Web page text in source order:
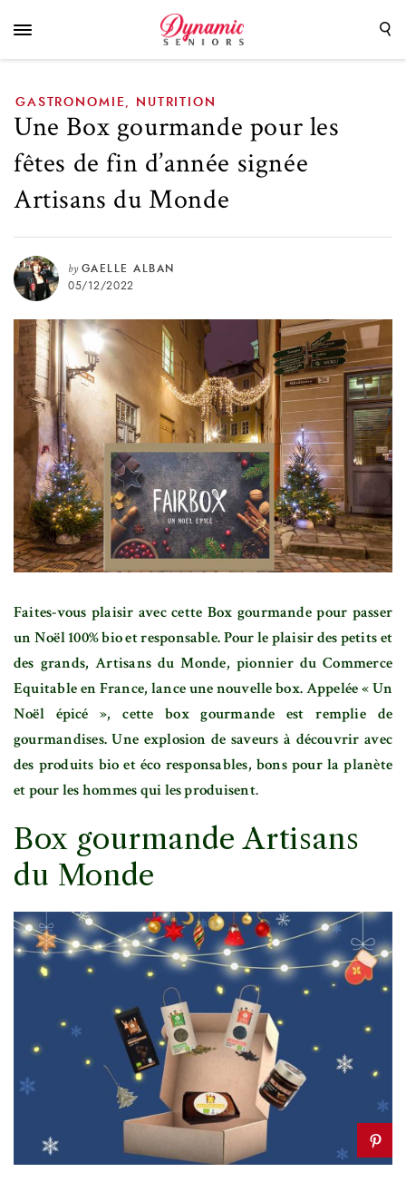
signée Artisans du Monde
GASTRONOMIE NUTRITION
Une Box gourmande pour les
fêtes de fin d’année signée
Artisans du Monde
by GAELLE ALBAN
05/12/2022
Faites-vous plaisir avec cette Box gourmande pour passer
un Noël 100% bio et responsable. Pour le plaisir des petits et
des grands, Artisans du Monde, pionnier du Commerce
Equitable en France, lance une nouvelle box. Appelée « Un
Noël épicé », cette box gourmande est remplie de
gourmandises. Une explosion de saveurs à découvrir avec
des produits bio et éco responsables, bons pour la planète
et pour les hommes qui les produisent.
Box gourmande Artisans
du Monde